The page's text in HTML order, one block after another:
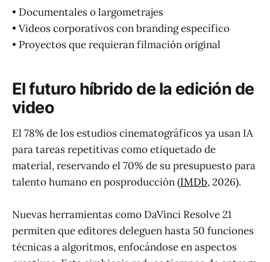
• Documentales o largometrajes
• Videos corporativos con branding específico
• Proyectos que requieran filmación original
El futuro híbrido de la edición de
video
El 78% de los estudios cinematográficos ya usan IA
para tareas repetitivas como etiquetado de
material, reservando el 70% de su presupuesto para
talento humano en posproducción (IMDb, 2026).
Nuevas herramientas como DaVinci Resolve 21
permiten que editores deleguen hasta 50 funciones
técnicas a algoritmos, enfocándose en aspectos